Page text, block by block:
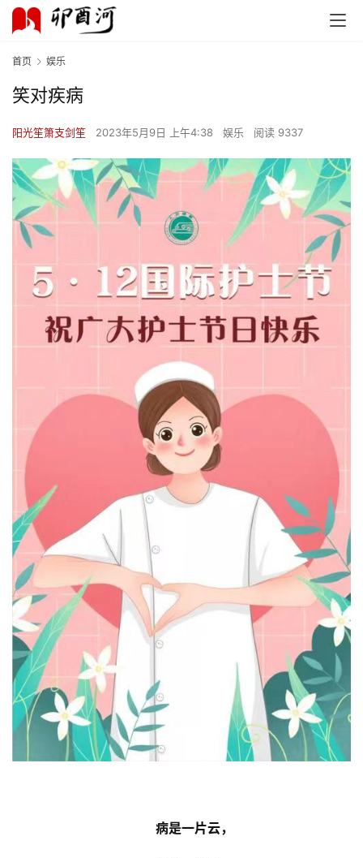
首页 娱乐
笑对疾病
阳光笙箫支剑笙 2023年5月9日 上午4:38 娱乐 阅读 9337
病是一片云，